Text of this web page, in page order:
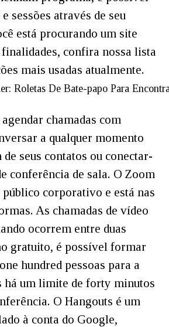
sessões através de seu
está procurando um site
finalidades, confira nossa lista
mais usadas atualmente.
Roletas De Bate-papo Para
chamadas com
a qualquer momento
seus contatos ou conectar-
conferência de sala. O Zoom
corporativo e está nas
As chamadas de vídeo
ocorrem entre duas
gratuito, é possível formar
hundred pessoas para a
há um limite de forty minutos
O Hangouts é um
à conta do Google,